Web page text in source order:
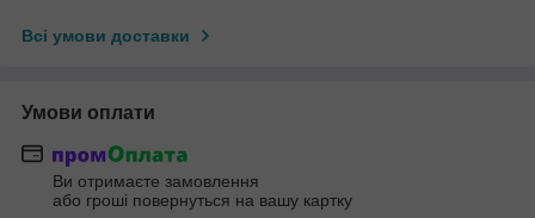
Всі умови доставки
Умови оплати
Ви отримаєте замовлення
або гроші повернуться на вашу картку